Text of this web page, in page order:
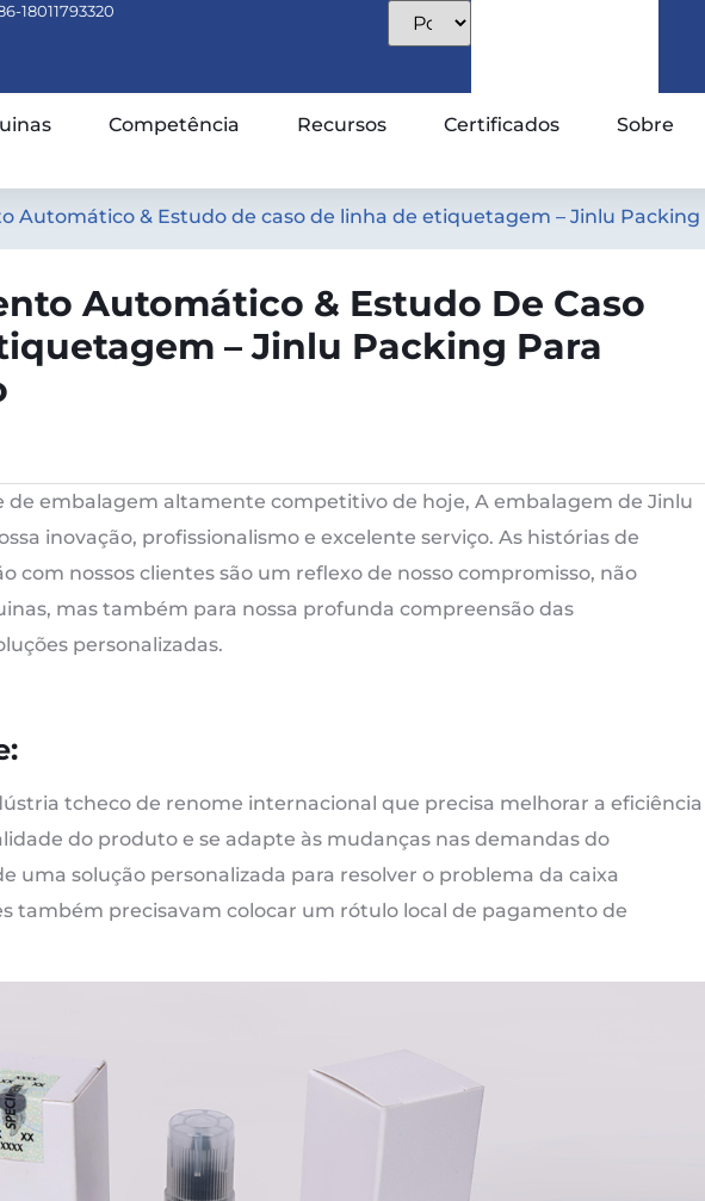
18011793320
Competência Recursos Certificados Sobre
Automático & Estudo de caso de linha de etiquetagem – Jinlu
Automático & Estudo De Caso
– Jinlu Packing Para
de embalagem altamente competitivo de hoje, A embalagem de Jinlu
inovação, profissionalismo e excelente serviço. As histórias de
com nossos clientes são um reflexo de nosso compromisso, não
mas também para nossa profunda compreensão das
personalizadas.
tcheco de renome internacional que precisa melhorar a eficiência
do produto e se adapte às mudanças nas demandas do
uma solução personalizada para resolver o problema da caixa
também precisavam colocar um rótulo local de pagamento de